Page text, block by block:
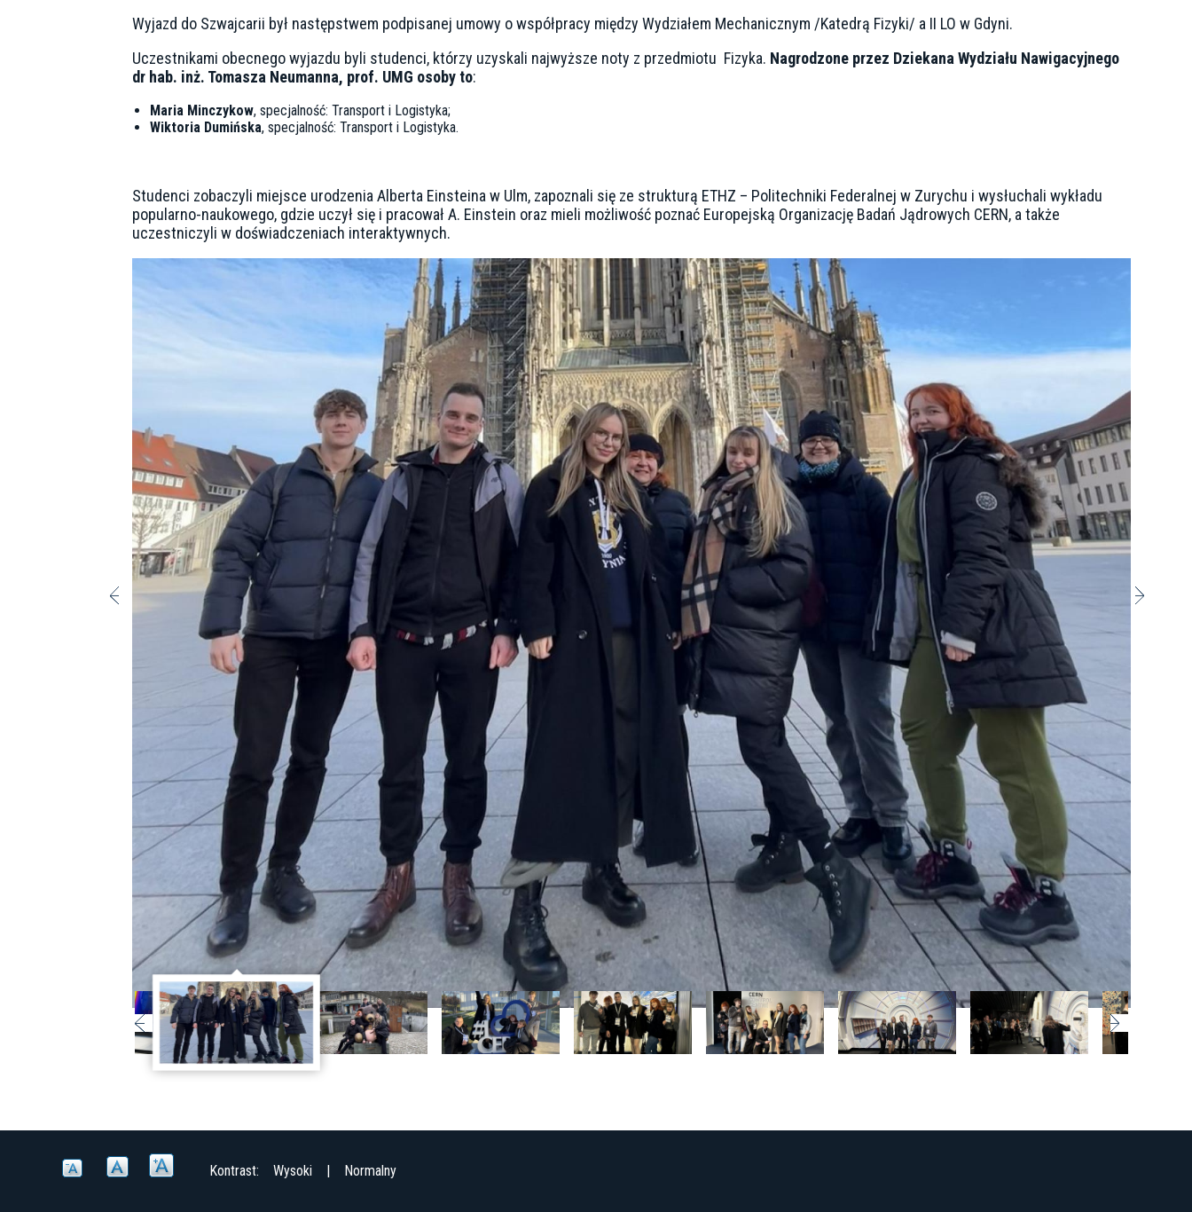
Wyjazd do Szwajcarii był następstwem podpisanej umowy o współpracy między Wydziałem Mechanicznym /Katedrą Fizyki/ a II LO w Gdyni.
Uczestnikami obecnego wyjazdu byli studenci, którzy uzyskali najwyższe noty z przedmiotu Fizyka. Nagrodzone przez Dziekana Wydziału Nawigacyjnego
dr hab. inż. Tomasza Neumanna, prof. UMG osoby to:
Maria Minczykow, specjalność: Transport i Logistyka;
Wiktoria Dumińska, specjalność: Transport i Logistyka.
Studenci zobaczyli miejsce urodzenia Alberta Einsteina w Ulm, zapoznali się ze strukturą ETHZ – Politechniki Federalnej w Zurychu i wysłuchali wykładu
popularno-naukowego, gdzie uczył się i pracował A. Einstein oraz mieli możliwość poznać Europejską Organizację Badań Jądrowych CERN, a także
uczestniczyli w doświadczeniach interaktywnych.
Kontrast: Wysoki | Normalny